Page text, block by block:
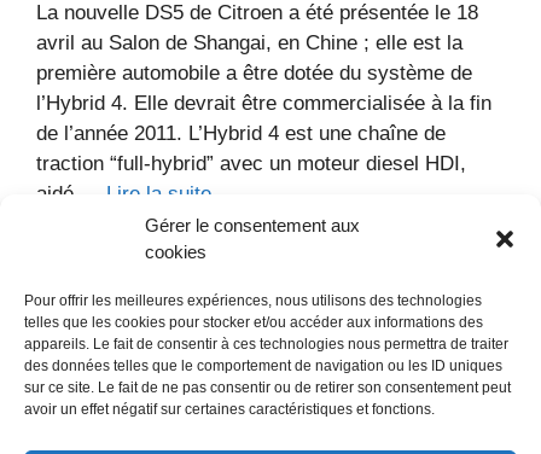
Gérer le consentement aux
cookies
Pour offrir les meilleures expériences, nous utilisons des technologies
telles que les cookies pour stocker et/ou accéder aux informations des
appareils. Le fait de consentir à ces technologies nous permettra de traiter
des données telles que le comportement de navigation ou les ID uniques
sur ce site. Le fait de ne pas consentir ou de retirer son consentement peut
avoir un effet négatif sur certaines caractéristiques et fonctions.
La nouvelle DS5 de Citroen a été présentée le 18
avril au Salon de Shangai, en Chine ; elle est la
première automobile a être dotée du système de
l’Hybrid 4. Elle devrait être commercialisée à la fin
de l’année 2011. L’Hybrid 4 est une chaîne de
traction “full-hybrid” avec un moteur diesel HDI,
aidé … Lire la suite
Catégories
Année : 2011 Type : Berline Pays : France
Laisser un commentaire